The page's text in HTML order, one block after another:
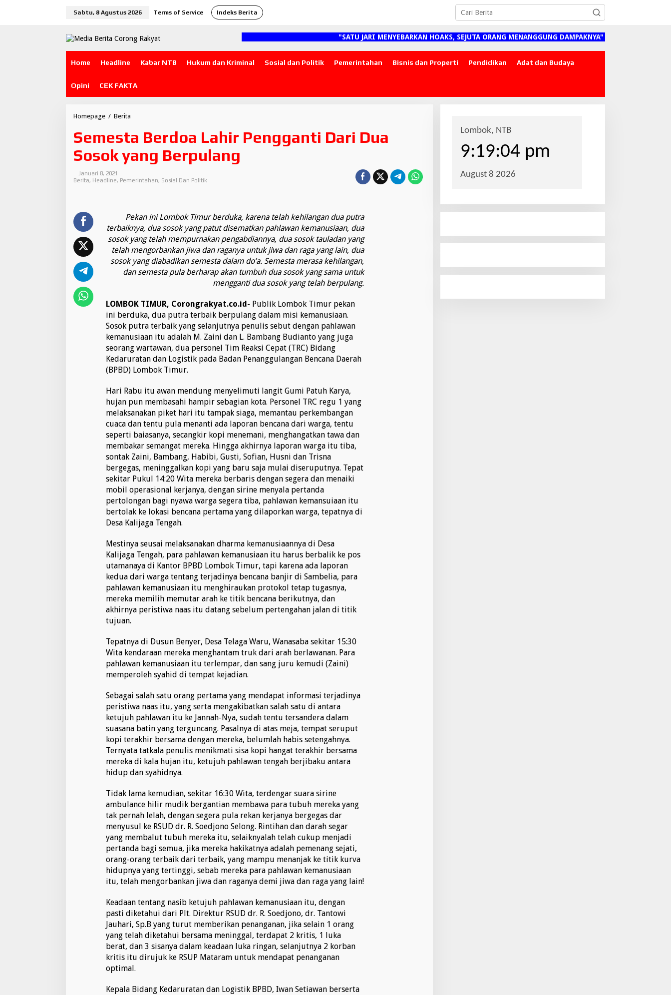
Sabtu, 8 Agustus 2026 Terms of Service Indeks Berita
"SATU JARI MENYEBARKAN HOAKS, SEJUTA ORANG MENANGGUNG DAMPAKNYA"
Home Headline Kabar NTB Hukum dan Kriminal Sosial dan Politik Pemerintahan Bisnis dan Properti Pendidikan Adat dan Budaya
Opini CEK FAKTA
Homepage / Berita
m
e
s
t
B
o
L
a
h
i
r
g
g
a
t
i
D
a
D
u
a
S
o
o
k
y
a
g
B
e
r
l
a
n
g
Semesta Berdoa Lahir Pengganti Dari Dua
Sosok yang Berpulang
Januari 8, 2021
Berita, Headline, Pemerintahan, Sosial Dan Politik
Pekan ini Lombok Timur berduka, karena telah kehilangan dua putra
terbaiknya, dua sosok yang patut disematkan pahlawan kemanusiaan, dua
sosok yang telah mempurnakan pengabdiannya, dua sosok tauladan yang
telah mengorbankan jiwa dan raganya untuk jiwa dan raga yang lain, dua
sosok yang diabadikan semesta dalam do’a. Semesta merasa kehilangan,
dan semesta pula berharap akan tumbuh dua sosok yang sama untuk
mengganti dua sosok yang telah berpulang.
LOMBOK TIMUR, Corongrakyat.co.id- Publik Lombok Timur pekan
ini berduka, dua putra terbaik berpulang dalam misi kemanusiaan.
Sosok putra terbaik yang selanjutnya penulis sebut dengan pahlawan
kemanusiaan itu adalah M. Zaini dan L. Bambang Budianto yang juga
seorang wartawan, dua personel Tim Reaksi Cepat (TRC) Bidang
Kedaruratan dan Logistik pada Badan Penanggulangan Bencana Daerah
(BPBD) Lombok Timur.
Hari Rabu itu awan mendung menyelimuti langit Gumi Patuh Karya,
hujan pun membasahi hampir sebagian kota. Personel TRC regu 1 yang
melaksanakan piket hari itu tampak siaga, memantau perkembangan
cuaca dan tentu pula menanti ada laporan bencana dari warga, tentu
seperti baiasanya, secangkir kopi menemani, menghangatkan tawa dan
membakar semangat mereka. Hingga akhirnya laporan warga itu tiba,
sontak Zaini, Bambang, Habibi, Gusti, Sofian, Husni dan Trisna
bergegas, meninggalkan kopi yang baru saja mulai diseruputnya. Tepat
sekitar Pukul 14:20 Wita mereka berbaris dengan segera dan menaiki
mobil operasional kerjanya, dengan sirine menyala pertanda
pertolongan bagi nyawa warga segera tiba, pahlawan kemansuiaan itu
bertolak ke lokasi bencana pertama yang dilaporkan warga, tepatnya di
Desa Kalijaga Tengah.
Mestinya seusai melaksanakan dharma kemanusiaannya di Desa
Kalijaga Tengah, para pahlawan kemanusiaan itu harus berbalik ke pos
utamanaya di Kantor BPBD Lombok Timur, tapi karena ada laporan
kedua dari warga tentang terjadinya bencana banjir di Sambelia, para
pahlawan kemanusiaan itu menghiraukan protokol tetap tugasnya,
mereka memilih memutar arah ke titik bencana berikutnya, dan
akhirnya peristiwa naas itu datang sebelum pertengahan jalan di titik
tujuan.
Tepatnya di Dusun Benyer, Desa Telaga Waru, Wanasaba sekitar 15:30
Wita kendaraan mereka menghantam truk dari arah berlawanan. Para
pahlawan kemanusiaan itu terlempar, dan sang juru kemudi (Zaini)
memperoleh syahid di tempat kejadian.
Sebagai salah satu orang pertama yang mendapat informasi terjadinya
peristiwa naas itu, yang serta mengakibatkan salah satu di antara
ketujuh pahlawan itu ke Jannah-Nya, sudah tentu tersandera dalam
suasana batin yang terguncang. Pasalnya di atas meja, tempat seruput
kopi terakhir bersama dengan mereka, belumlah habis setengahnya.
Ternyata tatkala penulis menikmati sisa kopi hangat terakhir bersama
mereka di kala hujan itu, ketujuh pahlawan tengah berjibaku antara
hidup dan syahidnya.
Tidak lama kemudian, sekitar 16:30 Wita, terdengar suara sirine
ambulance hilir mudik bergantian membawa para tubuh mereka yang
tak pernah lelah, dengan segera pula rekan kerjanya bergegas dar
menyusul ke RSUD dr. R. Soedjono Selong. Rintihan dan darah segar
yang membalut tubuh mereka itu, selaiknyalah telah cukup menjadi
pertanda bagi semua, jika mereka hakikatnya adalah pemenang sejati,
orang-orang terbaik dari terbaik, yang mampu menanjak ke titik kurva
hidupnya yang tertinggi, sebab mereka para pahlawan kemanusiaan
itu, telah mengorbankan jiwa dan raganya demi jiwa dan raga yang lain!
Keadaan tentang nasib ketujuh pahlawan kemanusiaan itu, dengan
pasti diketahui dari Plt. Direktur RSUD dr. R. Soedjono, dr. Tantowi
Jauhari, Sp.B yang turut memberikan penanganan, jika selain 1 orang
yang telah diketahui bersama meninggal, terdapat 2 kritis, 1 luka
berat, dan 3 sisanya dalam keadaan luka ringan, selanjutnya 2 korban
kritis itu dirujuk ke RSUP Mataram untuk mendapat penanganan
optimal.
Kepala Bidang Kedaruratan dan Logistik BPBD, Iwan Setiawan berserta